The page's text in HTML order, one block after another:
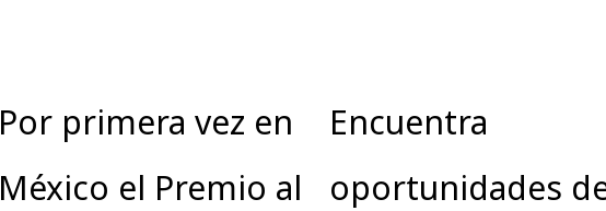
Por primera vez en
México el Premio al
Encuentra
oportunidades